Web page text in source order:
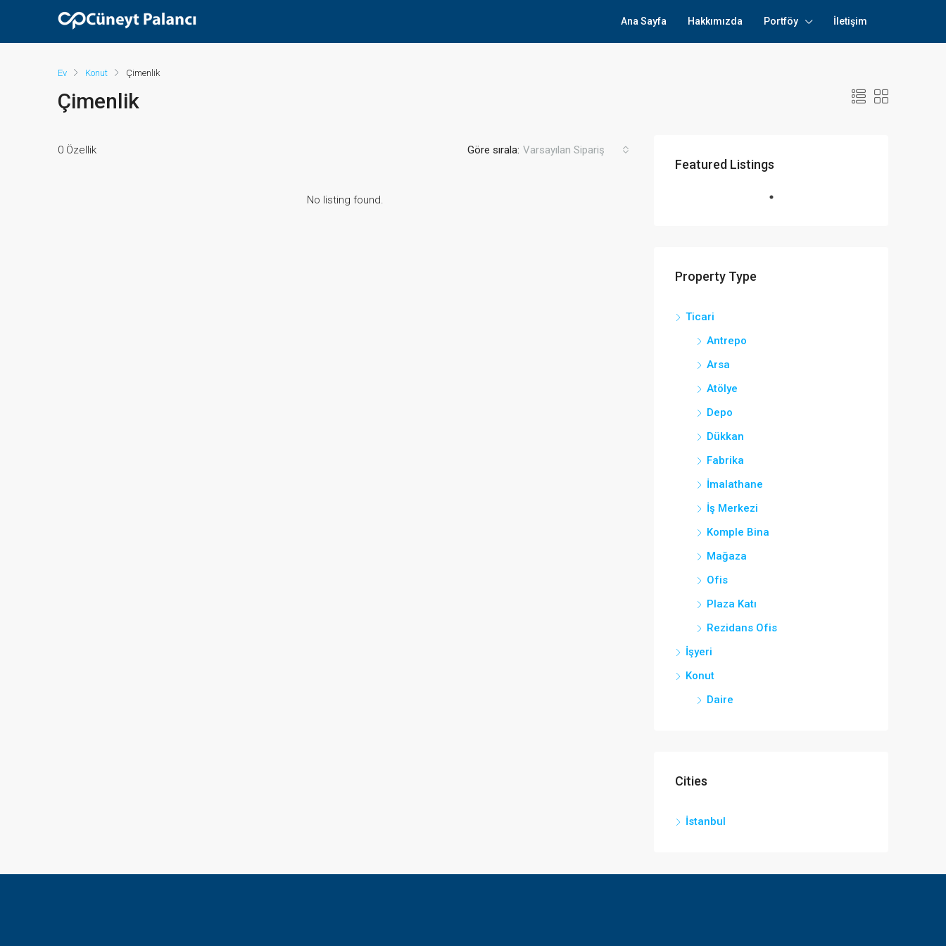
Ana Sayfa Hakkımızda Portföy İletişim
Ev Konut Çimenlik
Çimenlik
0 Özellik Göre sırala: Varsayılan Sipariş
No listing found.
Featured Listings
Property Type
Ticari
Antrepo
Arsa
Atölye
Depo
Dükkan
Fabrika
İmalathane
İş Merkezi
Komple Bina
Mağaza
Ofis
Plaza Katı
Rezidans Ofis
İşyeri
Konut
Daire
Cities
İstanbul